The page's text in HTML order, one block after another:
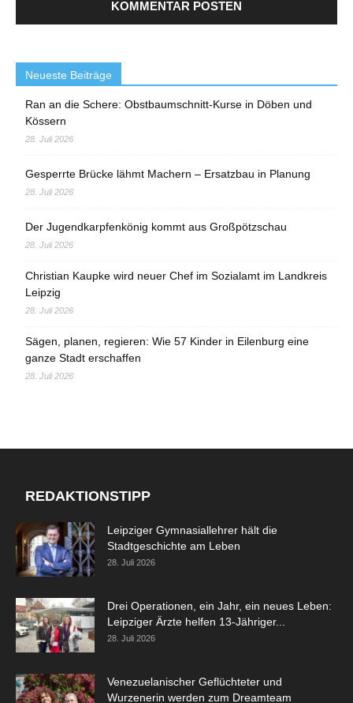
Neueste Beiträge
Ran an die Schere: Obstbaumschnitt-Kurse in Döben und
Kössern
28. Juli 2026
Gesperrte Brücke lähmt Machern – Ersatzbau in Planung
28. Juli 2026
Der Jugendkarpfenkönig kommt aus Großpötzschau
28. Juli 2026
Christian Kaupke wird neuer Chef im Sozialamt im Landkreis
Leipzig
28. Juli 2026
Sägen, planen, regieren: Wie 57 Kinder in Eilenburg eine
ganze Stadt erschaffen
28. Juli 2026
REDAKTIONSTIPP
Leipziger Gymnasiallehrer hält die
Stadtgeschichte am Leben
28. Juli 2026
Drei Operationen, ein Jahr, ein neues Leben:
Leipziger Ärzte helfen 13-Jähriger...
28. Juli 2026
Venezuelanischer Geflüchteter und
Wurzenerin werden zum Dreamteam